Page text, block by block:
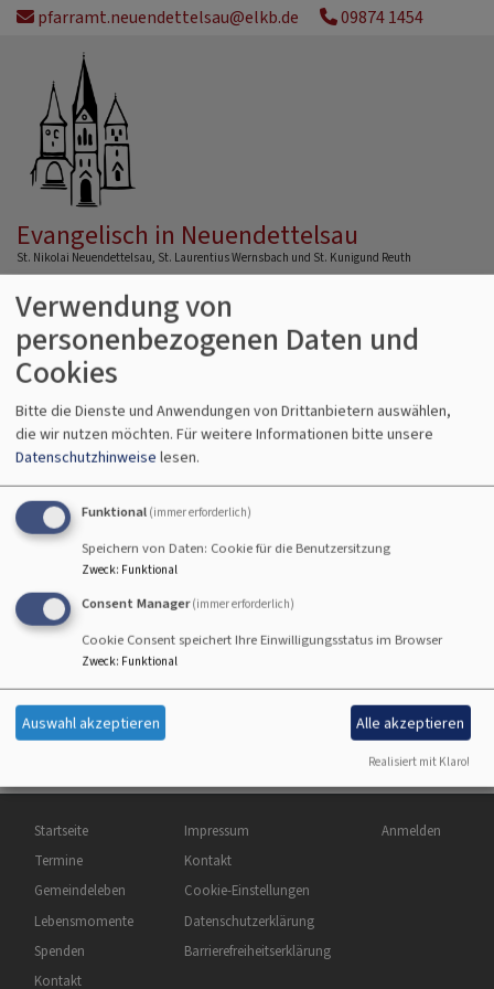
Direktpfarramt.neuendettelsau@elkb.de 09874 1454
Evangelisch in Neuendettelsau
St. Nikolai Neuendettelsau, St. Laurentius Wernsbach und St. Kunigund Reuth
Hauptnavigation
Kircheneintritt
Sprechen Sie uns gerne an:Kontakt
Hauptnavigation
Startseite
Termine
Gemeindeleben
Lebensmomente
Spenden
Kontakt
Fußbereichsmenü
Impressum
Kontakt
Cookie-Einstellungen
Datenschutzerklärung
Barrierefreiheitserklärung
Benutzermenü
Anmelden
Verwendung von
personenbezogenen Daten und
Cookies
Bitte die Dienste und Anwendungen von Drittanbietern auswählen,
die wir nutzen möchten. Für weitere Informationen bitte unsere
Datenschutzhinweise lesen.
Funktional (immer erforderlich)
Speichern von Daten: Cookie für die Benutzersitzung
Zweck: Funktional
Consent Manager (immer erforderlich)
Cookie Consent speichert Ihre Einwilligungsstatus im Browser
Zweck: Funktional
Auswahl akzeptieren Alle akzeptieren
Realisiert mit Klaro!